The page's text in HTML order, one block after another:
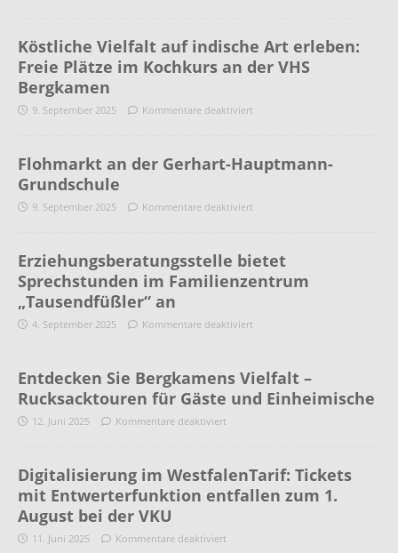
Köstliche Vielfalt auf indische Art erleben:
Freie Plätze im Kochkurs an der VHS
Bergkamen
9. September 2025 Kommentare deaktiviert
Flohmarkt an der Gerhart-Hauptmann-
Grundschule
9. September 2025 Kommentare deaktiviert
Erziehungsberatungsstelle bietet
Sprechstunden im Familienzentrum
„Tausendfüßler“ an
4. September 2025 Kommentare deaktiviert
Entdecken Sie Bergkamens Vielfalt –
Rucksacktouren für Gäste und Einheimische
12. Juni 2025 Kommentare deaktiviert
Digitalisierung im WestfalenTarif: Tickets
mit Entwerterfunktion entfallen zum 1.
August bei der VKU
11. Juni 2025 Kommentare deaktiviert